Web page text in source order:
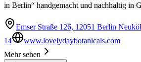
in Berlin“ handgemacht und nachhaltig in
Emser Straße 126, 12051 Berlin
14
www.lovelydaybotanicals.com
Mehr sehen